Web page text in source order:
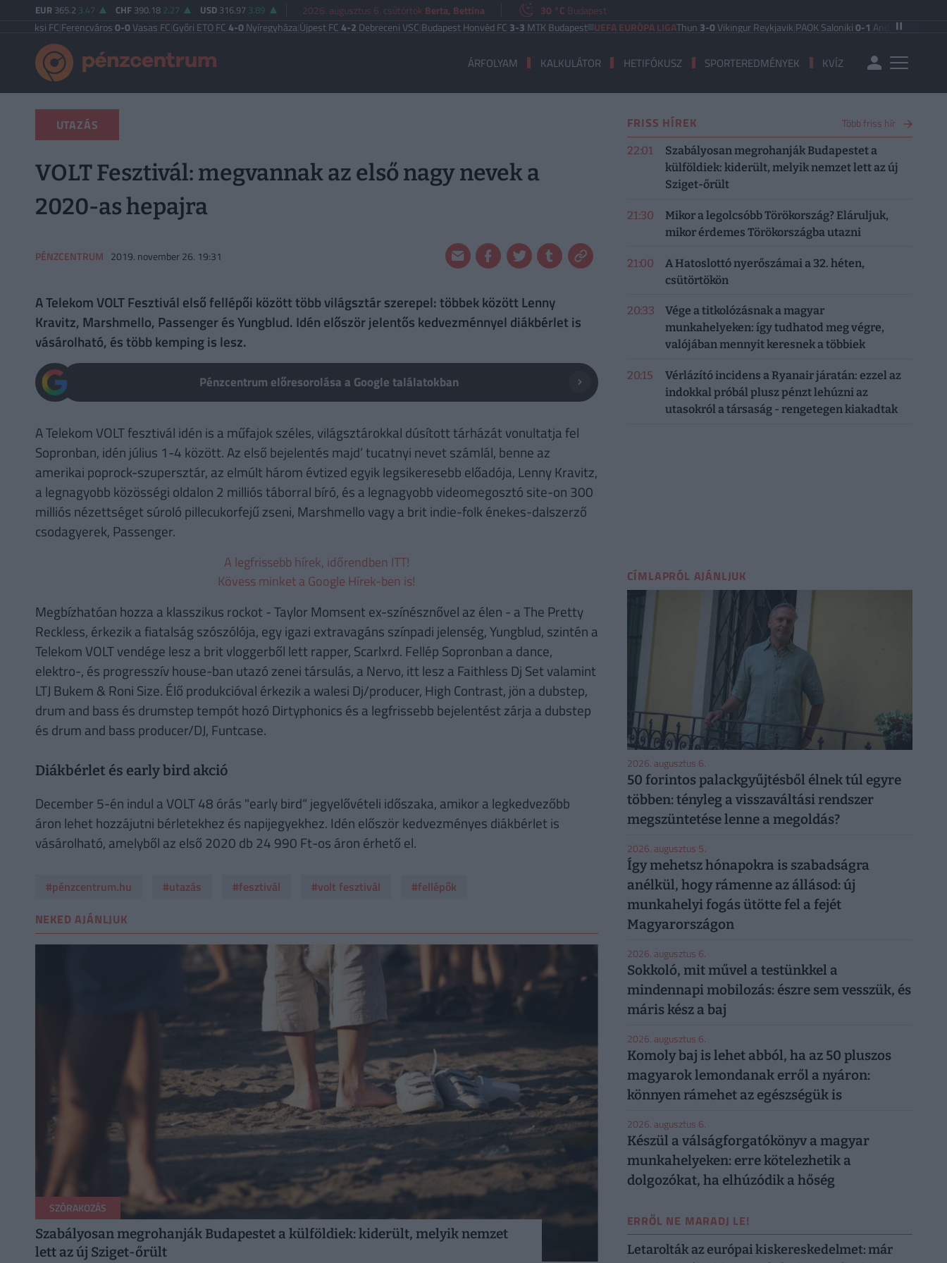
EUR 365.2 3.47 CHF 390.18 2.27 USD 316.97 3.89 2026. augusztus 6. csütörtök Berta, Bettina 30 °C Budapest
Ferencváros0-0Vasas FCGyőri ETO FC4-0Nyíregyháza|Újpest FC4-2Debreceni VSC|Budapest Honvéd FC3-3MTK Budapest UEFA EURÓPA LIGAThun3-0Vikingur Reykjavik|PAOK Saloniki0-1Anderlecht|FC Hradec
ÁRFOLYAM KALKULÁTOR HETIFÓKUSZ SPORTEREDMÉNYEK KVÍZ
UTAZÁS
VOLT Fesztivál: megvannak az első nagy nevek a
2020-as hepajra
PÉNZCENTRUM 2019. november 26. 19:31
A Telekom VOLT Fesztivál első fellépői között több világsztár szerepel: többek között Lenny
Kravitz, Marshmello, Passenger és Yungblud. Idén először jelentős kedvezménnyel diákbérlet is
vásárolható, és több kemping is lesz.
Pénzcentrum előresorolása a Google találatokban
A Telekom VOLT fesztivál idén is a műfajok széles, világsztárokkal dúsított tárházát vonultatja fel
Sopronban, idén július 1-4 között. Az első bejelentés majd’ tucatnyi nevet számlál, benne az
amerikai poprock-szupersztár, az elmúlt három évtized egyik legsikeresebb előadója, Lenny Kravitz,
a legnagyobb közösségi oldalon 2 milliós táborral bíró, és a legnagyobb videomegosztó site-on 300
milliós nézettséget súroló pillecukorfejű zseni, Marshmello vagy a brit indie-folk énekes-dalszerző
csodagyerek, Passenger.
A legfrissebb hírek, időrendben ITT!
Kövess minket a Google Hírek-ben is!
Megbízhatóan hozza a klasszikus rockot - Taylor Momsent ex-színésznővel az élen - a The Pretty
Reckless, érkezik a fiatalság szószólója, egy igazi extravagáns színpadi jelenség, Yungblud, szintén a
Telekom VOLT vendége lesz a brit vloggerből lett rapper, Scarlxrd. Fellép Sopronban a dance,
elektro-, és progresszív house-ban utazó zenei társulás, a Nervo, itt lesz a Faithless Dj Set valamint
LTJ Bukem & Roni Size. Élő produkcióval érkezik a walesi Dj/producer, High Contrast, jön a dubstep,
drum and bass és drumstep tempót hozó Dirtyphonics és a legfrissebb bejelentést zárja a dubstep
és drum and bass producer/DJ, Funtcase.
Diákbérlet és early bird akció
December 5-én indul a VOLT 48 órás "early bird“ jegyelővételi időszaka, amikor a legkedvezőbb
áron lehet hozzájutni bérletekhez és napijegyekhez. Idén először kedvezményes diákbérlet is
vásárolható, amelyből az első 2020 db 24 990 Ft-os áron érhető el.
#pénzcentrum.hu #utazás #fesztivál #volt fesztivál
#fellépők
NEKED AJÁNLJUK
SZÓRAKOZÁS
Szabályosan megrohanják Budapestet a külföldiek: kiderült, melyik nemzet
lett az új Sziget-őrült
FRISS HÍREK Több friss hír
22:01
Szabályosan megrohanják Budapestet a
külföldiek: kiderült, melyik nemzet lett az új
Sziget-őrült
21:30
Mikor a legolcsóbb Törökország? Eláruljuk,
mikor érdemes Törökországba utazni
21:00
A Hatoslottó nyerőszámai a 32. héten,
csütörtökön
20:33
Vége a titkolózásnak a magyar
munkahelyeken: így tudhatod meg végre,
valójában mennyit keresnek a többiek
20:15
Vérlázító incidens a Ryanair járatán: ezzel az
indokkal próbál plusz pénzt lehúzni az
utasokról a társaság - rengetegen kiakadtak
CÍMLAPRÓL AJÁNLJUK
2026. augusztus 6.
50 forintos palackgyűjtésből élnek túl egyre
többen: tényleg a visszaváltási rendszer
megszüntetése lenne a megoldás?
2026. augusztus 5.
Így mehetsz hónapokra is szabadságra
anélkül, hogy rámenne az állásod: új
munkahelyi fogás ütötte fel a fejét
Magyarországon
2026. augusztus 6.
Sokkoló, mit művel a testünkkel a
mindennapi mobilozás: észre sem vesszük, és
máris kész a baj
2026. augusztus 6.
Komoly baj is lehet abból, ha az 50 pluszos
magyarok lemondanak erről a nyáron:
könnyen rámehet az egészségük is
2026. augusztus 6.
Készül a válságforgatókönyv a magyar
munkahelyeken: erre kötelezhetik a
dolgozókat, ha elhúzódik a hőség
ERRŐL NE MARADJ LE!
Letarolták az európai kiskereskedelmet: már